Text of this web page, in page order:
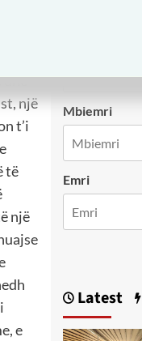
dhe
një
t’i
të
një
e
Mbiemri
Emri
Latest